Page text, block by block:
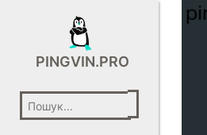
PINGVIN.PRO